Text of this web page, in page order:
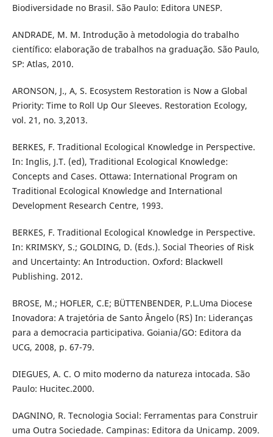
Biodiversidade no Brasil. São Paulo: Editora UNESP.
ANDRADE, M. M. Introdução à metodologia do trabalho
científico: elaboração de trabalhos na graduação. São Paulo,
SP: Atlas, 2010.
ARONSON, J., A, S. Ecosystem Restoration is Now a Global
Priority: Time to Roll Up Our Sleeves. Restoration Ecology,
vol. 21, no. 3,2013.
BERKES, F. Traditional Ecological Knowledge in Perspective.
In: Inglis, J.T. (ed), Traditional Ecological Knowledge:
Concepts and Cases. Ottawa: International Program on
Traditional Ecological Knowledge and International
Development Research Centre, 1993.
BERKES, F. Traditional Ecological Knowledge in Perspective.
In: KRIMSKY, S.; GOLDING, D. (Eds.). Social Theories of Risk
and Uncertainty: An Introduction. Oxford: Blackwell
Publishing. 2012.
BROSE, M.; HOFLER, C.E; BÜTTENBENDER, P.L.Uma Diocese
Inovadora: A trajetória de Santo Ângelo (RS) In: Lideranças
para a democracia participativa. Goiania/GO: Editora da
UCG, 2008, p. 67-79.
DIEGUES, A. C. O mito moderno da natureza intocada. São
Paulo: Hucitec.2000.
DAGNINO, R. Tecnologia Social: Ferramentas para Construir
uma Outra Sociedade. Campinas: Editora da Unicamp. 2009.